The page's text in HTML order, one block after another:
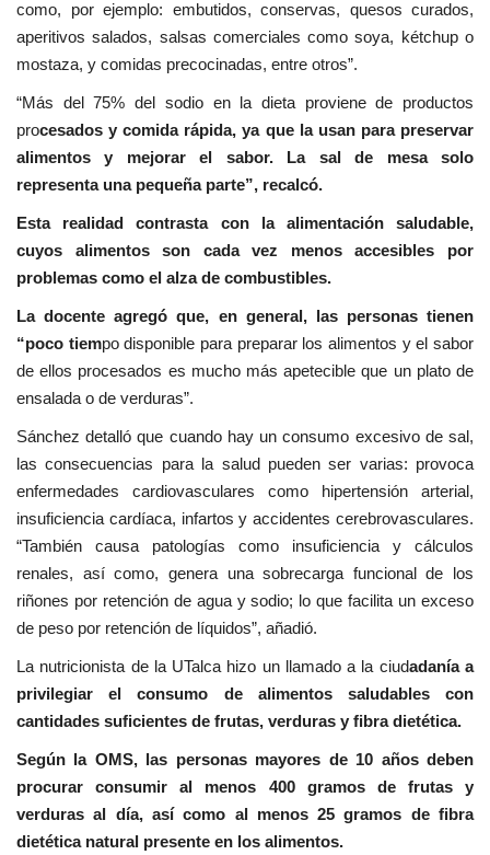
como, por ejemplo: embutidos, conservas, quesos curados,
aperitivos salados, salsas comerciales como soya, kétchup o
mostaza, y comidas precocinadas, entre otros”.
“Más del 75% del sodio en la dieta proviene de productos
procesados y comida rápida, ya que la usan para preservar
alimentos y mejorar el sabor. La sal de mesa solo
representa una pequeña parte”, recalcó.
Esta realidad contrasta con la alimentación saludable,
cuyos alimentos son cada vez menos accesibles por
problemas como el alza de combustibles.
La docente agregó que, en general, las personas tienen
“poco tiempo disponible para preparar los alimentos y el sabor
de ellos procesados es mucho más apetecible que un plato de
ensalada o de verduras”.
Sánchez detalló que cuando hay un consumo excesivo de sal,
las consecuencias para la salud pueden ser varias: provoca
enfermedades cardiovasculares como hipertensión arterial,
insuficiencia cardíaca, infartos y accidentes cerebrovasculares.
“También causa patologías como insuficiencia y cálculos
renales, así como, genera una sobrecarga funcional de los
riñones por retención de agua y sodio; lo que facilita un exceso
de peso por retención de líquidos”, añadió.
La nutricionista de la UTalca hizo un llamado a la ciudadanía a
privilegiar el consumo de alimentos saludables con
cantidades suficientes de frutas, verduras y fibra dietética.
Según la OMS, las personas mayores de 10 años deben
procurar consumir al menos 400 gramos de frutas y
verduras al día, así como al menos 25 gramos de fibra
dietética natural presente en los alimentos.